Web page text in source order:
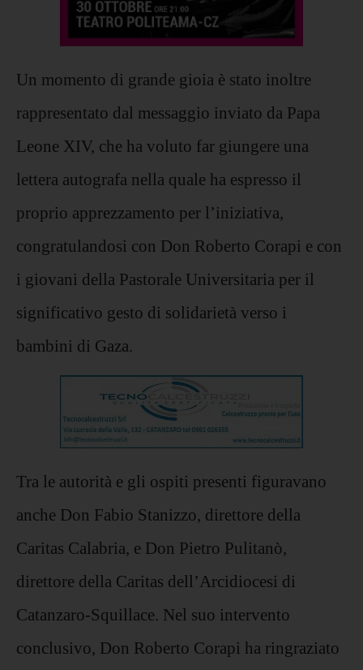
Un momento di grande gioia è stato inoltre
rappresentato dal messaggio inviato da Papa
Leone XIV, che ha voluto far giungere una
lettera autografa nella quale ha espresso il
proprio apprezzamento per l’iniziativa,
congratulandosi con Don Roberto Corapi e con
i giovani della Pastorale Universitaria per il
significativo gesto di solidarietà verso i
bambini di Gaza.
Tra le autorità e gli ospiti presenti figuravano
anche Don Fabio Stanizzo, direttore della
Caritas Calabria, e Don Pietro Pulitanò,
direttore della Caritas dell’Arcidiocesi di
Catanzaro-Squillace. Nel suo intervento
conclusivo, Don Roberto Corapi ha ringraziato